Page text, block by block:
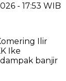
- 17:53 WIB
Ilir
Ike
banjir